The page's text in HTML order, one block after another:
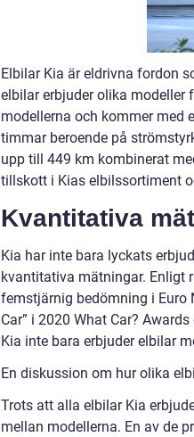
Elbilar Kia är eldrivna fordon
elbilar erbjuder olika modeller
modellerna och kommer med
timmar beroende på
upp till 449 km kombinerat
tillskott i Kias elbilssortiment
Kvantitativa
Kia har inte bara lyckats
kvantitativa mätningar. Enligt
femstjärnig bedömning i Euro
Car” i 2020 What Car?
Kia inte bara erbjuder elbilar
En diskussion om hur olika
Trots att alla elbilar Kia
mellan modellerna. En av de